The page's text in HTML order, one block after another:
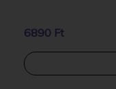
6890 Ft